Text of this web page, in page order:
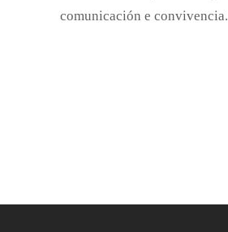
comunicación e convivencia.